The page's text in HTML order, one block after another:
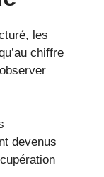
les
chiffre
devenus